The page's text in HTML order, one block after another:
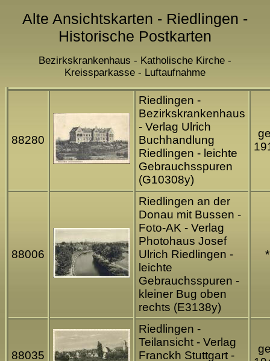
Alte Ansichtskarten - Riedlingen -
Historische Postkarten
Bezirkskrankenhaus - Katholische Kirche -
Kreissparkasse - Luftaufnahme
88280
Riedlingen -
Bezirkskrankenhaus
- Verlag Ulrich
Buchhandlung
Riedlingen - leichte
Gebrauchsspuren
(G10308y)
88006
Riedlingen an der
Donau mit Bussen -
Foto-AK - Verlag
Photohaus Josef
Ulrich Riedlingen -
leichte
Gebrauchsspuren -
kleiner Bug oben
rechts (E3138y)
*
88035
Riedlingen -
Teilansicht - Verlag
Franckh Stuttgart -